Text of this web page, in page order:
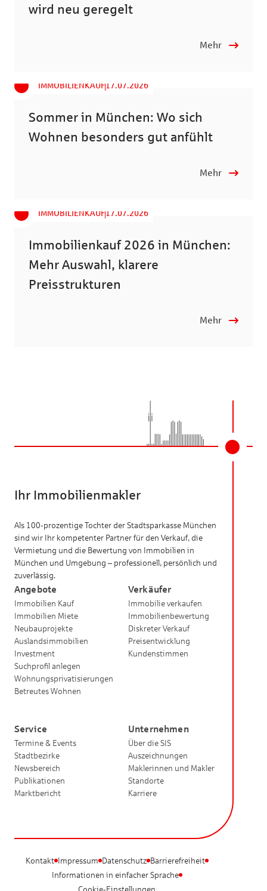
wird neu geregelt
Mehr
IMMOBILIENKAUF17.07.2026
Sommer in München: Wo sich
Wohnen besonders gut anfühlt
Mehr
IMMOBILIENKAUF17.07.2026
Immobilienkauf 2026 in München:
Mehr Auswahl, klarere
Preisstrukturen
Mehr
Ihr Immobilienmakler
Als 100-prozentige Tochter der Stadtsparkasse München
sind wir Ihr kompetenter Partner für den Verkauf, die
Vermietung und die Bewertung von Immobilien in
München und Umgebung – professionell, persönlich und
zuverlässig.
Angebote
Immobilien Kauf
Immobilien Miete
Neubauprojekte
Auslandsimmobilien
Investment
Suchprofil anlegen
Wohnungsprivatisierungen
Betreutes Wohnen
Verkäufer
Immobilie verkaufen
Immobilienbewertung
Diskreter Verkauf
Preisentwicklung
Kundenstimmen
Service
Termine & Events
Stadtbezirke
Newsbereich
Publikationen
Marktbericht
Unternehmen
Über die SIS
Auszeichnungen
Maklerinnen und Makler
Standorte
Karriere
Kontakt Impressum Datenschutz Barrierefreiheit
Informationen in einfacher Sprache